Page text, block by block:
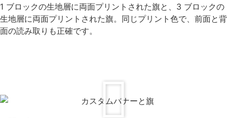
1 ブロックの生地層に両面プリントされた旗と、3 ブロックの
生地層に両面プリントされた旗。同じプリント色で、前面と背
面の読み取りも正確です。